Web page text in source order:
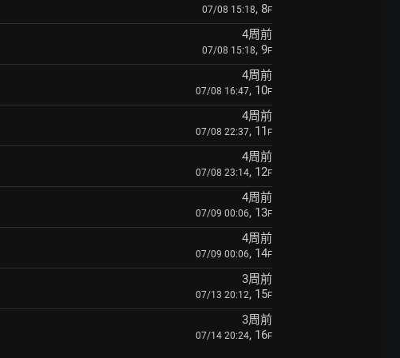
07/08 15:18, 8F
4周前
07/08 15:18, 9F
4周前
07/08 16:47, 10F
4周前
07/08 22:37, 11 F
4周前
07/08 23:14, 12F
4周前
07/09 00:06, 13F
4周前
07/09 00:06, 14F
3周前
07/13 20:12, 15F
3周前
07/14 20:24, 16F